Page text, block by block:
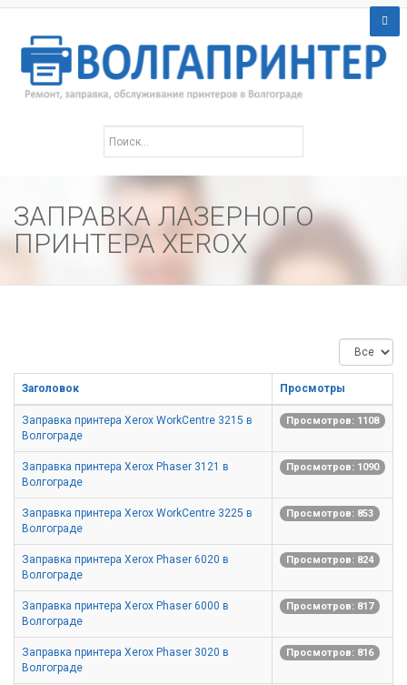
ЗАПРАВКА ЛАЗЕРНОГО
ПРИНТЕРА XEROX
Кол-
во
строк:
Заголовок
Просмотры
Заправка принтера Xerox WorkCentre 3215 в
Волгограде
Просмотров: 1108
Заправка принтера Xerox Phaser 3121 в
Волгограде
Просмотров: 1090
Заправка принтера Xerox WorkCentre 3225 в
Волгограде
Просмотров: 853
Заправка принтера Xerox Phaser 6020 в
Волгограде
Просмотров: 824
Заправка принтера Xerox Phaser 6000 в
Волгограде
Просмотров: 817
Заправка принтера Xerox Phaser 3020 в
Волгограде
Просмотров: 816